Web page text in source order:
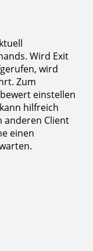
Wird Exit
wird
Zum
einstellen
hilfreich
anderen Client
einen